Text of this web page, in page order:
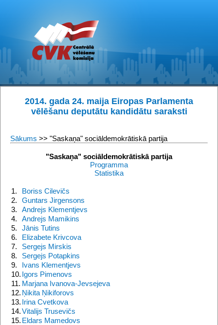
2014. gada 24. maija Eiropas Parlamenta
vēlēšanu deputātu kandidātu saraksti
Sākums >> "Saskaņa" sociāldemokrātiskā partija
"Saskaņa" sociāldemokrātiskā partija
Programma
Statistika
1.
Boriss Cilevičs
2.
Guntars Jirgensons
3.
Andrejs Klementjevs
4.
Andrejs Mamikins
5.
Jānis Tutins
6.
Elizabete Krivcova
7.
Sergejs Mirskis
8.
Sergejs Potapkins
9.
Ivans Klementjevs
10. Igors Pimenovs
11. Marjana Ivanova-Jevsejeva
12. Ņikita Ņikiforovs
13. Irina Cvetkova
14.Vitalijs Trusevičs
15. Eldars Mamedovs